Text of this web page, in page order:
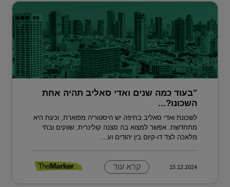
"בעוד כמה שנים ואדי סאליב תהיה אחת
השכונו?...
לשכונת ואדי סאליב בחיפה יש היסטוריה מפוארת, וכעת היא
מתחדשת. אפשר למצוא בה סצנה קולינרית, שווקים ובתי
מלאכה לצד דו-קיום בין יהודים וע...
15.12.2024 קרא עוד